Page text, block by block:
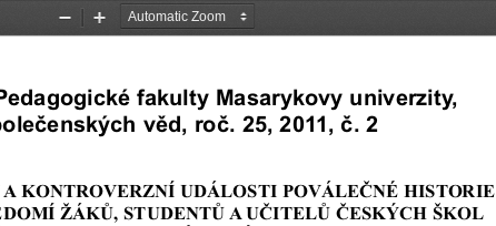
Zoom
Zoom
KONTROVERZNÍ UDÁLOSTI POVÁLEČNÉ HISTORIE
ŽÁKŮ, STUDENTŮ A UČITELŮ ČESKÝCH ŠKOL
fakulty Masarykovy univerzity,
věd, roč. 25, 2011, č. 2